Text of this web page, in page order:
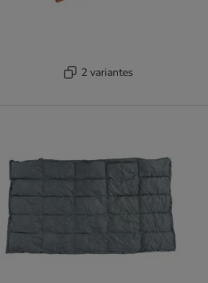
2 variantes